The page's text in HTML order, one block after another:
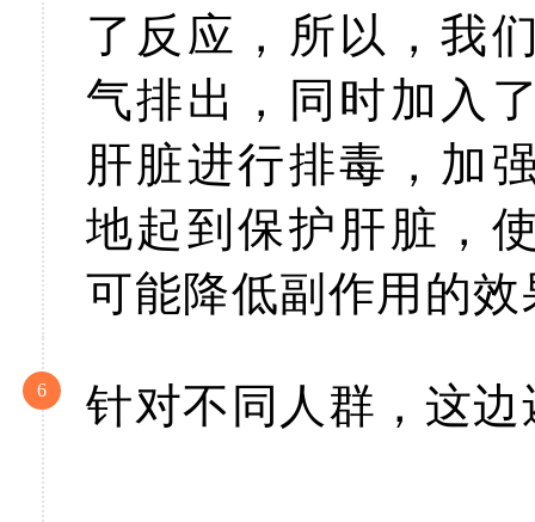
了反应，所以，我
气排出，同时加入
肝脏进行排毒，加
地起到保护肝脏，
可能降低副作用的效
6 针对不同人群，这